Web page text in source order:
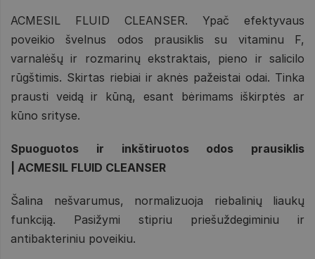
ACMESIL FLUID CLEANSER. Ypač efektyvaus
poveikio švelnus odos prausiklis su vitaminu F,
varnalėšų ir rozmarinų ekstraktais, pieno ir salicilo
rūgštimis. Skirtas riebiai ir aknės pažeistai odai. Tinka
prausti veidą ir kūną, esant bėrimams iškirptės ar
kūno srityse.
Spuoguotos ir inkštiruotos odos prausiklis
| ACMESIL FLUID CLEANSER
Šalina nešvarumus, normalizuoja riebalinių liaukų
funkciją. Pasižymi stipriu priešuždegiminiu ir
antibakteriniu poveikiu.